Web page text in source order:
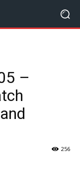
–
256